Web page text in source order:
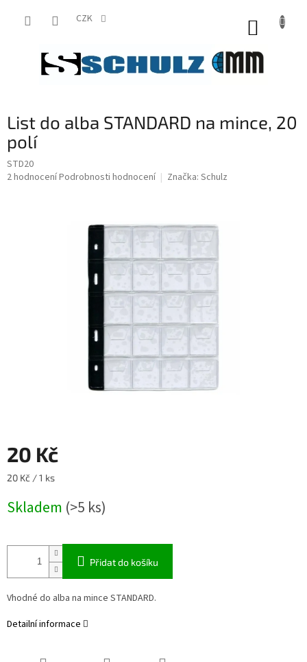
CZK
List do alba STANDARD na mince, 20
polí
STD20
Průměrné
2 hodnoceníPodrobnosti hodnocení Značka: Schulz
20 Kč
Měrná
20 Kč / 1 ks
Skladem (>5 ks)
Přidat do košíku
Vhodné do alba na mince STANDARD.
Detailní informace